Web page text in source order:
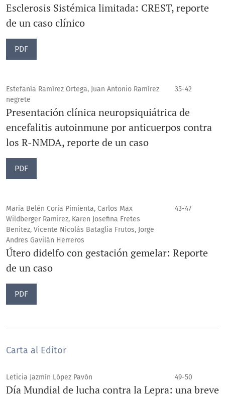
Esclerosis Sistémica limitada: CREST, reporte
de un caso clínico
PDF
Estefanía Ramírez Ortega, Juan Antonio Ramírez
negrete
35-42
Presentación clínica neuropsiquiátrica de
encefalitis autoinmune por anticuerpos contra
los R-NMDA, reporte de un caso
PDF
Maria Belén Coria Pimienta, Carlos Max
Wildberger Ramirez, Karen Josefina Fretes
Benitez, Vicente Nicolás Bataglia Frutos, Jorge
Andres Gavilán Herreros
43-47
Útero didelfo con gestación gemelar: Reporte
de un caso
PDF
Carta al Editor
Leticia Jazmín López Pavón 49-50
Día Mundial de lucha contra la Lepra: una breve